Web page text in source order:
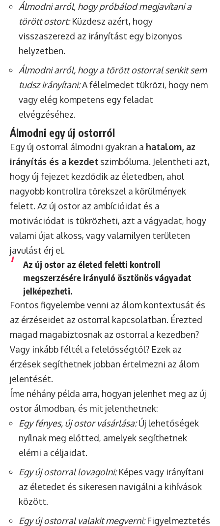
Álmodni arról, hogy próbálod megjavítani a
törött ostort:Küzdesz azért, hogy
visszaszerezd az irányítást egy bizonyos
helyzetben.
Álmodni arról, hogy a törött ostorral senkit sem
tudsz irányítani:A félelmedet tükrözi, hogy nem
vagy elég kompetens egy feladat
elvégzéséhez.
Álmodni egy új ostorról
Egy új ostorral álmodni gyakran a hatalom, az
irányítás és a kezdet szimbóluma. Jelentheti azt,
hogy új fejezet kezdődik az életedben, ahol
nagyobb kontrollra törekszel a körülmények
felett. Az új ostor az ambícióidat és a
motivációdat is tükrözheti, azt a vágyadat, hogy
valami újat alkoss, vagy valamilyen területen
javulást érj el.
Az új ostor az életed feletti kontroll
megszerzésére irányuló ösztönös vágyadat
jelképezheti.
Fontos figyelembe venni az álom kontextusát és
az érzéseidet az ostorral kapcsolatban. Érezted
magad magabiztosnak az ostorral a kezedben?
Vagy inkább féltél a felelősségtől? Ezek az
érzések segíthetnek jobban értelmezni az álom
jelentését.
Íme néhány példa arra, hogyan jelenhet meg az új
ostor álmodban, és mit jelenthetnek:
Egy fényes, új ostor vásárlása:Új lehetőségek
nyílnak meg előtted, amelyek segíthetnek
elérni a céljaidat.
Egy új ostorral lovagolni:Képes vagy irányítani
az életedet és sikeresen navigálni a kihívások
között.
Egy új ostorral valakit megverni:Figyelmeztetés